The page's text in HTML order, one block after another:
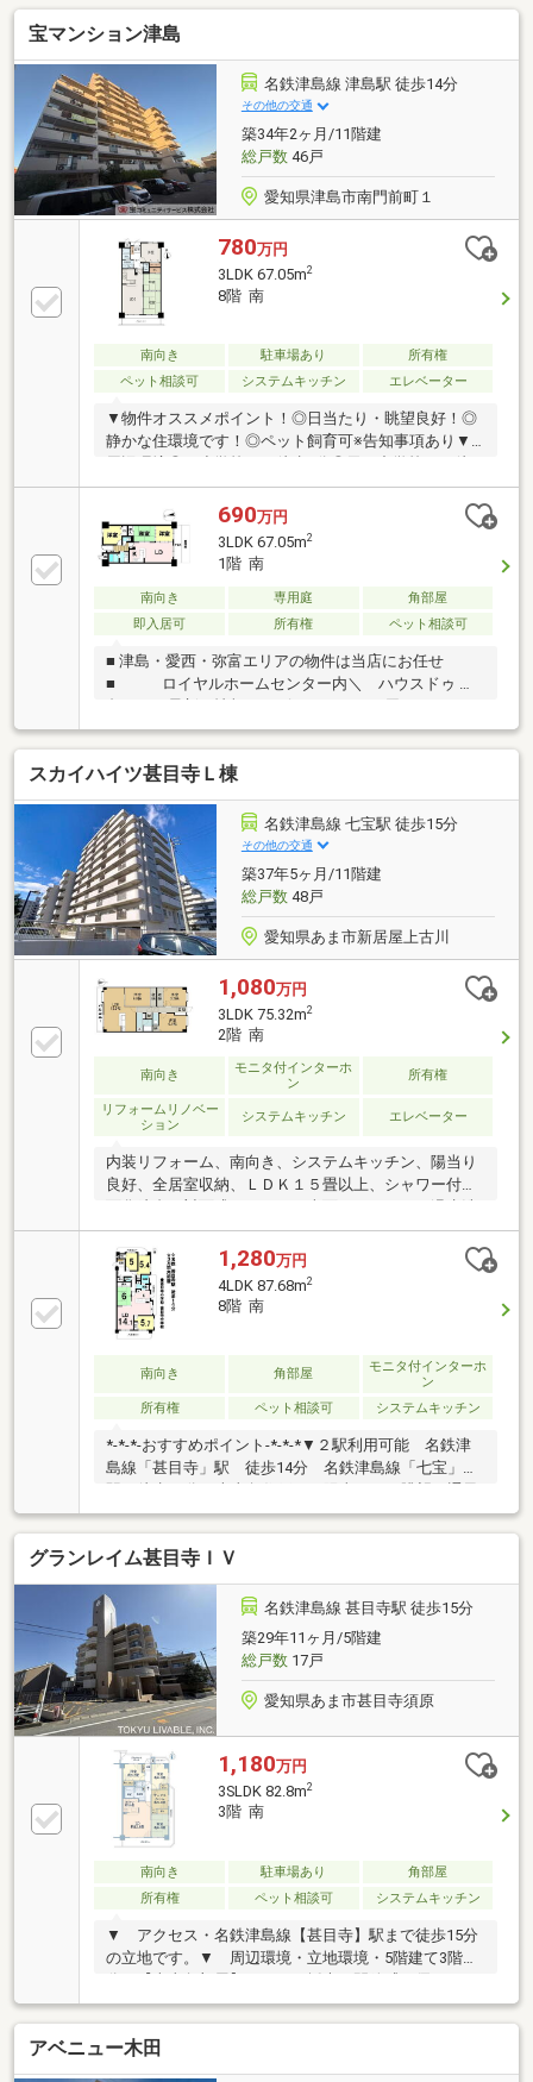
宝マンション津島
名鉄津島線 津島駅 徒歩14分
その他の交通
築34年2ヶ月/11階建
総戸数46戸
愛知県津島市南門前町１
780万円
3LDK 67.05m2
8階 南
南向き 駐車場あり
所有権
ペット相談可
システムキッチン エレベーター
▼物件オススメポイント！◎日当たり・眺望良好！◎
静かな住環境です！◎ペット飼育可※告知事項あり▼
歩14分◎マックスバリュ津島江西店まで徒歩12分〓〓
〓〓〓お気軽にお問合せください〓〓〓〓〓「他の物
件もまとめてみたい」にもご対応いたします！◇提携
金融機関も多数ございます◇住宅ローン相談もお気軽
にどうぞ！◇リフォーム相談 等々住まいに関する
ことは何でもご相談ください！！
690万円
3LDK 67.05m2
1階 南
南向き 専用庭
角部屋
即入居可
所有権 ペット相談可
■ 津島・愛西・弥富エリアの物件は当店にお任せ
■ ロイヤルホームセンター内＼ ハウスドゥ 津
島 ／ 最新の情報をスピーディーにお届け！あれこ
れ不動産サイトを見なくても当店で解決！ネットに掲
載していない物件は店頭でご紹介いたします。◆西小
学校/天王中学校◆ゆったり寛げる和室あり◆リビン
グを見渡せる対面キッチン◆専用庭あり◆即引渡し可
※写真をクリックすると、詳細をご覧いただけます。
スカイハイツ甚目寺Ｌ棟
名鉄津島線 七宝駅 徒歩15分
その他の交通
築37年5ヶ月/11階建
総戸数48戸
愛知県あま市新居屋上古川
1,080万円
3LDK 75.32m2
2階 南
南向き
モニタ付インターホ
ン
所有権
リフォームリノベー
ション
システムキッチン エレベーター
内装リフォーム、南向き、システムキッチン、陽当り
良好、全居室収納、ＬＤＫ１５畳以上、シャワー付洗
浄便座、ＴＶモニタ付インターホン、全居室フローリ
ング、エレベーター1,280万円
4LDK 87.68m2
8階 南
南向き 角部屋
モニタ付インターホ
ン
所有権
ペット相談可 システムキッチン
*-*-*-おすすめポイント-*-*-*▼２駅利用可能 名鉄津
島線「甚目寺」駅 徒歩14分 名鉄津島線「七宝」
良好▼３面バルコニー※管理費・修繕費、駐車場に関
して、それぞれ金額は現在確認中。※管理費に記載さ
れている金額は、管理費・修繕費・駐車場の合計で
す。※設備契約不適合免責*-*-*-ハウスドゥ天白焼山-*-
*-*ご希望の住まい探しをお手伝いします！物件の詳
細・ご相談など、お気軽にお問い合わせください。
グランレイム甚目寺ＩＶ
名鉄津島線 甚目寺駅 徒歩15分
築29年11ヶ月/5階建
総戸数17戸
愛知県あま市甚目寺須原
1,180万円
3SLDK 82.8m2
3階 南
南向き 駐車場あり
角部屋
所有権
ペット相談可 システムキッチン
▼ アクセス・名鉄津島線【甚目寺】駅まで徒歩15分
の立地です。▼ 周辺環境・立地環境・5階建て3階部
部屋位置です。・LDK約15.6畳以上あります。・バル
コニーの奥行きは約1.5ｍある、ラウンドバルコニーと
なります。・システムキッチンは、リビングを見渡せ
るカウンター式。お子様の様子を見ながら、ご家族と
アベニュー木田